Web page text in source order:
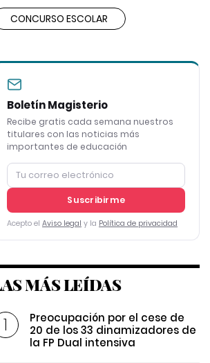
CONCURSO ESCOLAR
Boletín Magisterio
Recibe gratis cada semana nuestros
titulares con las noticias más
importantes de educación
Suscribirme
Acepto el Aviso legal y la Política de privacidad
MÁS LEÍDAS
Preocupación por el cese de
20 de los 33 dinamizadores de
la FP Dual intensiva